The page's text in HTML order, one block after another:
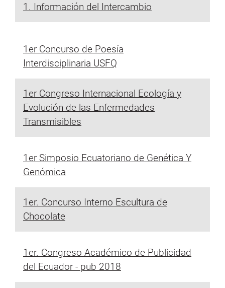
1. Información del Intercambio
1er Concurso de Poesía
Interdisciplinaria USFQ
1er Congreso Internacional Ecología y
Evolución de las Enfermedades
Transmisibles
1er Simposio Ecuatoriano de Genética Y
Genómica
1er. Concurso Interno Escultura de
Chocolate
1er. Congreso Académico de Publicidad
del Ecuador - pub 2018